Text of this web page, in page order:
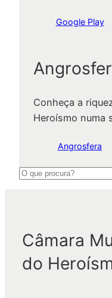
Google Play
Conheça a
Heroísmo numa
Angrosfera
P
u
s
Câmara
do